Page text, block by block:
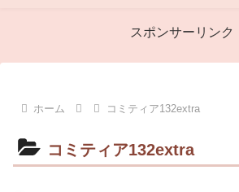
スポンサーリンク
ホーム コミティア132extra
コミティア132extra